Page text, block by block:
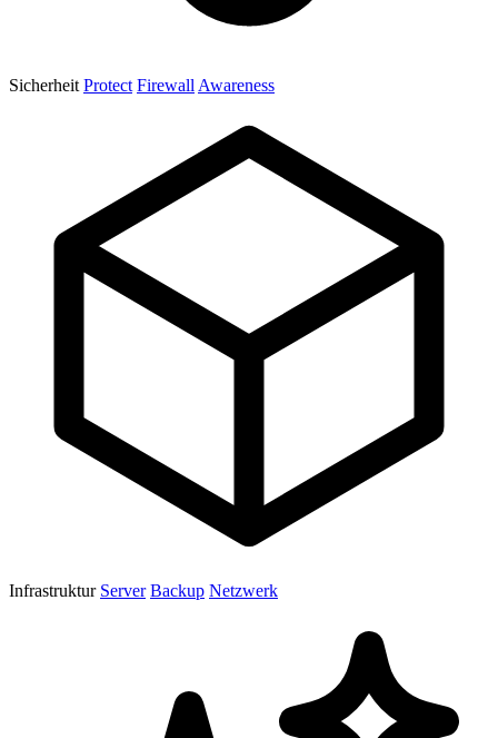
Sicherheit Protect Firewall Awareness
Infrastruktur Server Backup Netzwerk